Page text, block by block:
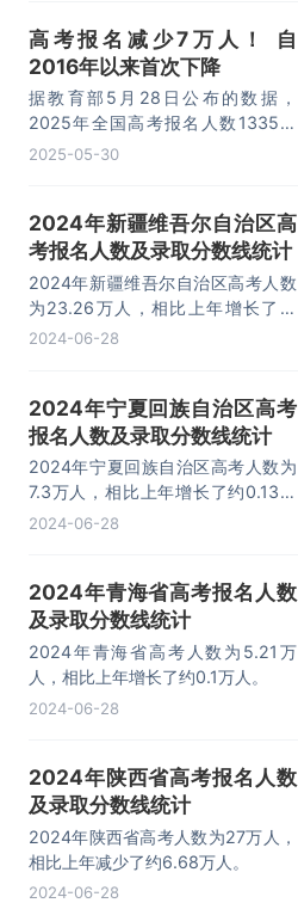
18年后的高考报名人数却与出生人
口出现了背离——2026年、2025
年高考报名人数都比2024年少。
高考报名减少7万人！ 自
2016年以来首次下降
据教育部5月28日公布的数据，
2025年全国高考报名人数1335万
人，较上年减少7万人，为2016年以
高校招生人数为1068.9万人，均创
历史新高。
2025-05-30
2024年新疆维吾尔自治区高
考报名人数及录取分数线统计
2024年新疆维吾尔自治区高考人数
为23.26万人，相比上年增长了约
0.3万人。
2024-06-28
2024年宁夏回族自治区高考
报名人数及录取分数线统计
2024年宁夏回族自治区高考人数为
7.3万人，相比上年增长了约0.13万
人。
2024-06-28
2024年青海省高考报名人数
及录取分数线统计
2024年青海省高考人数为5.21万
人，相比上年增长了约0.1万人。
2024-06-28
2024年陕西省高考报名人数
及录取分数线统计
2024年陕西省高考人数为27万人，
相比上年减少了约6.68万人。
2024-06-28